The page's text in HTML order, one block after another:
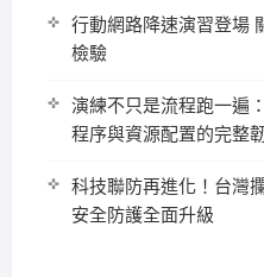
行動網路降速演習登場
檢驗
演練不只是流程跑一遍
程序與資源配置的完整
科技聯防再進化！台灣
安全防護全面升級